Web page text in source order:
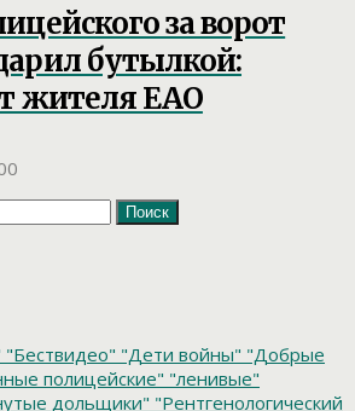
за ворот
бутылкой:
жителя ЕАО
"Бествидео" "Дети войны" "Добрые
полицейские" "ленивые"
дольщики" "Рентгенологический